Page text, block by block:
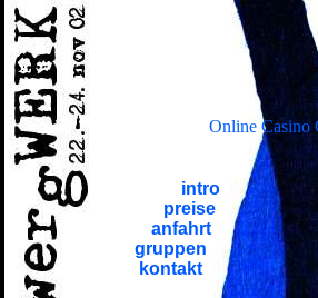
Online Casino
intro
preise
anfahrt
gruppen
kontakt